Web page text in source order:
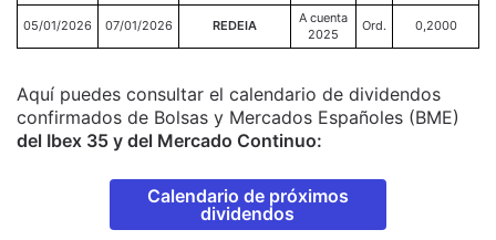
05/01/2026 07/01/2026 REDEIA
A cuenta
2025
Ord. 0,2000
Aquí puedes consultar el calendario de dividendos
confirmados de Bolsas y Mercados Españoles (BME)
del Ibex 35 y del Mercado Continuo:
Calendario de próximos
dividendos